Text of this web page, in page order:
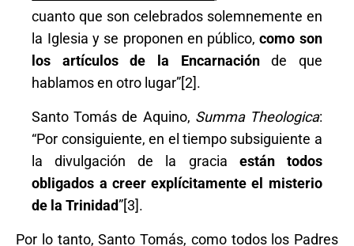
cuanto que son celebrados solemnemente en
la Iglesia y se proponen en público,como son
los artículos de
la Encarnaciónde que
hablamos en otro lugar”[2].
Santo Tomás de Aquino, Summa Theologica:
“Por consiguiente, en el tiempo subsiguiente a
la divulgación de la gracia están todos
obligados a creer explícitamente el misterio
de la Trinidad”[3].
Por lo tanto, Santo Tomás, como todos los Padres